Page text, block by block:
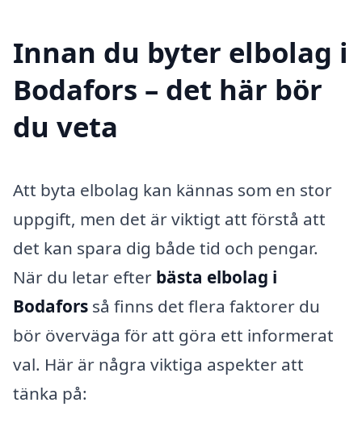
Innan du byter elbolag i
Bodafors – det här bör
du veta
Att byta elbolag kan kännas som en stor
uppgift, men det är viktigt att förstå att
det kan spara dig både tid och pengar.
När du letar efter bästa elbolag i
Bodafors så finns det flera faktorer du
bör överväga för att göra ett informerat
val. Här är några viktiga aspekter att
tänka på: